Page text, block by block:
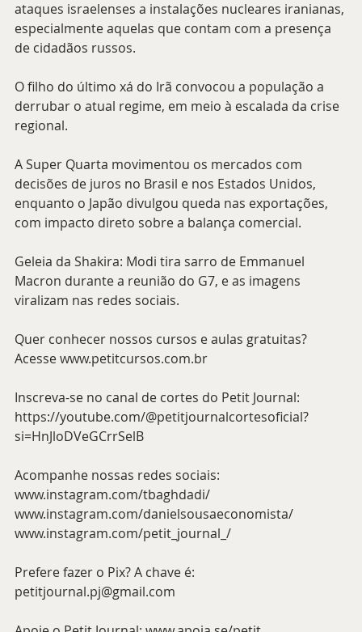
ataques israelenses a instalações nucleares iranianas,
especialmente aquelas que contam com a presença
de cidadãos russos.
O filho do último xá do Irã convocou a população a
derrubar o atual regime, em meio à escalada da crise
regional.
A Super Quarta movimentou os mercados com
decisões de juros no Brasil e nos Estados Unidos,
enquanto o Japão divulgou queda nas exportações,
com impacto direto sobre a balança comercial.
Geleia da Shakira: Modi tira sarro de Emmanuel
Macron durante a reunião do G7, e as imagens
viralizam nas redes sociais.
Quer conhecer nossos cursos e aulas gratuitas?
Acesse www.petitcursos.com.br
Inscreva-se no canal de cortes do Petit Journal:
https://youtube.com/@petitjournalcortesoficial?
si=HnJloDVeGCrrSelB
Acompanhe nossas redes sociais:
www.instagram.com/tbaghdadi/
www.instagram.com/danielsousaeconomista/
www.instagram.com/petit_journal_/
Prefere fazer o Pix? A chave é:
petitjournal.pj@gmail.com